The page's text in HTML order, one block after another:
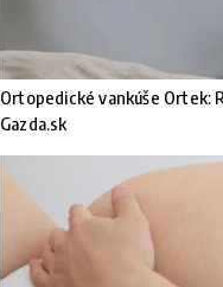
Ortopedické vankúše Ortek:
Gazda.sk